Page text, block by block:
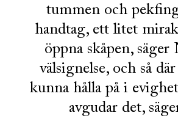
tummen och
handtag, ett litet
öppna skåpen, säger
välsignelse, och så
kunna hålla på i
avgudar det,